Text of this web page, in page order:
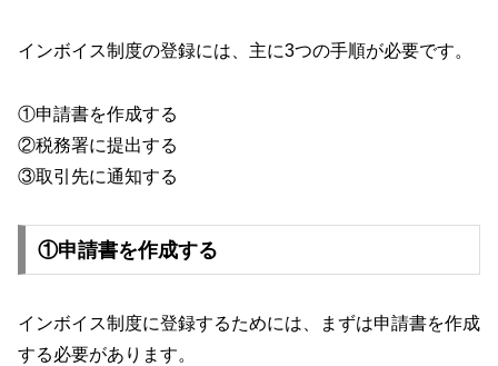
インボイス制度の登録には、主に3つの手順が必要です。
①申請書を作成する
②税務署に提出する
③取引先に通知する
①申請書を作成する
インボイス制度に登録するためには、まずは申請書を作成
する必要があります。